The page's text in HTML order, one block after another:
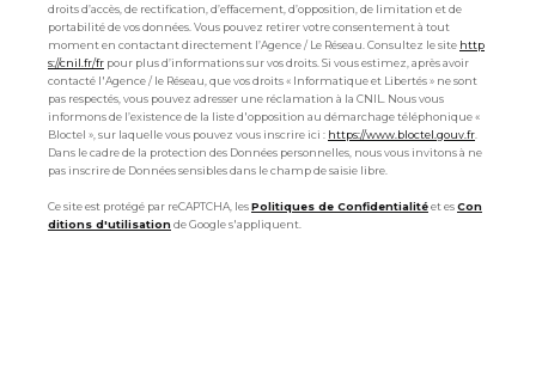
droits d’accès, de rectification, d’effacement, d’opposition, de limitation et de
portabilité de vos données. Vous pouvez retirer votre consentement à tout
moment en contactant directement l’Agence / Le Réseau. Consultez le site http
s://cnil.fr/fr pour plus d’informations sur vos droits. Si vous estimez, après avoir
contacté l'Agence / le Réseau, que vos droits « Informatique et Libertés » ne sont
pas respectés, vous pouvez adresser une réclamation à la CNIL. Nous vous
informons de l’existence de la liste d'opposition au démarchage téléphonique «
Bloctel », sur laquelle vous pouvez vous inscrire ici : https://www.bloctel.gouv.fr
Dans le cadre de la protection des Données personnelles, nous vous invitons à ne
pas inscrire de Données sensibles dans le champ de saisie libre.
Ce site est protégé par reCAPTCHA, lesPolitiques de Confidentialitéet esCon
ditions d'utilisationde Google s'appliquent.